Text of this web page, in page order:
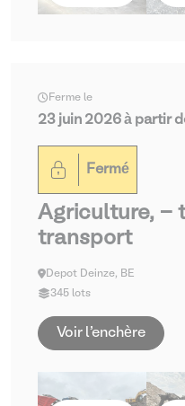
Ferme le
23 juin 2026 à partir
Fermé
Agriculture, -
transport
Depot Deinze, BE
345 lots
Voir l'enchère